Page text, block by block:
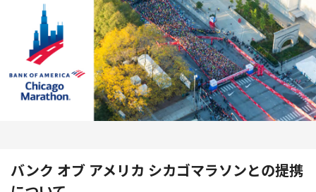
バンク オブ アメリカ シカゴマラソンとの提携